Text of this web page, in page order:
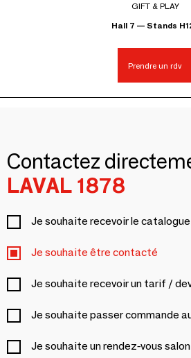
GIFT & PLAY
Hall 7 — Stands
Prendre un rdv
Contactez
LAVAL 1878
Je souhaite recevoir le catalogue
Je souhaite être contacté
Je souhaite recevoir un tarif /
Je souhaite passer commande
Je souhaite un rendez-vous